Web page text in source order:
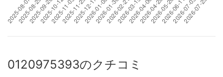
0120975393のクチコミ